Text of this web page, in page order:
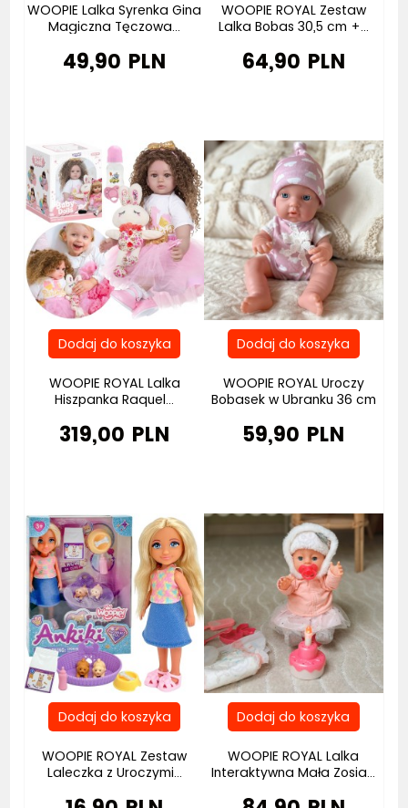
WOOPIE Lalka Syrenka Gina
Magiczna Tęczowa...
49,90 PLN
WOOPIE ROYAL Zestaw
Lalka Bobas 30,5 cm +...
64,90 PLN
WOOPIE ROYAL Lalka
Hiszpanka Raquel...
319,00 PLN
WOOPIE ROYAL Uroczy
Bobasek w Ubranku 36 cm
59,90 PLN
WOOPIE ROYAL Zestaw
Laleczka z Uroczymi...
WOOPIE ROYAL Lalka
Interaktywna Mała Zosia...